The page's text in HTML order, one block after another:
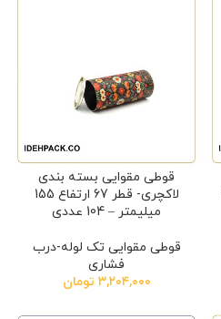
قوطی مقوایی بسته بندی
لاکچری- قطر 67 ارتفاع 155
میلیمتر – 104 عددی
قوطی مقوایی تک لوله-درب
فشاری
۳,۲۰۴,۰۰۰ تومان